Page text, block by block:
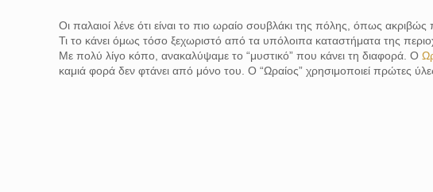
Οι παλαιοί λένε ότι είναι το πιο ωραίο σουβλάκι της πόλης, όπως
Τι το κάνει όμως τόσο ξεχωριστό από τα υπόλοιπα καταστήματα της
Με πολύ λίγο κόπο, ανακαλύψαμε το “μυστικό” που κάνει τη διαφορά. Ο
καμιά φορά δεν φτάνει από μόνο του. Ο “Ωραίος” χρησιμοποιεί πρώτες